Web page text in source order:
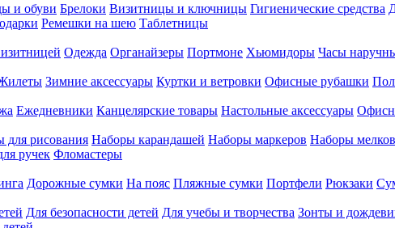
и обуви Брелоки Визитницы и ключницы Гигиенические средства
Ремешки на шею Таблетницы
Одежда Органайзеры Портмоне Хьюмидоры Часы
Зимние аксессуары Куртки и ветровки Офисные рубашки
Ежедневники Канцелярские товары Настольные аксессуары
для рисования Наборы карандашей Наборы маркеров Наборы мелков
ручек Фломастеры
Дорожные сумки На пояс Пляжные сумки Портфели Рюкзаки
Для безопасности детей Для учебы и творчества Зонты и